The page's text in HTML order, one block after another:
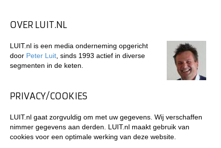
OVER LUIT.NL
LUIT.nl is een media onderneming opgericht
door Peter Luit , sinds 1993 actief in diverse
segmenten in de keten.
PRIVACY/COOKIES
LUIT.nl gaat zorgvuldig om met uw gegevens. Wij verschaffen
nimmer gegevens aan derden. LUIT.nl maakt gebruik van
cookies voor een optimale werking van deze website.